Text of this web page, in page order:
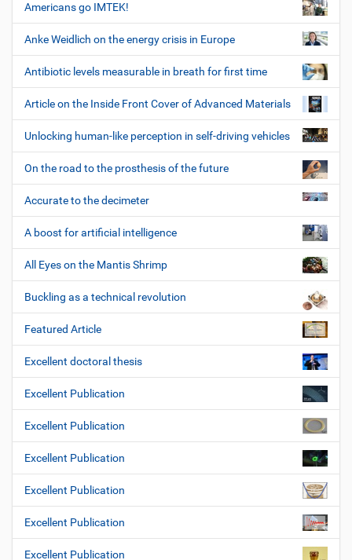
Americans go IMTEK!
Anke Weidlich on the energy crisis in Europe
Antibiotic levels measurable in breath for first time
Article on the Inside Front Cover of Advanced Materials
Unlocking human-like perception in self-driving vehicles
On the road to the prosthesis of the future
Accurate to the decimeter
A boost for artificial intelligence
All Eyes on the Mantis Shrimp
Buckling as a technical revolution
Featured Article
Excellent doctoral thesis
Excellent Publication
Excellent Publication
Excellent Publication
Excellent Publication
Excellent Publication
Excellent Publication